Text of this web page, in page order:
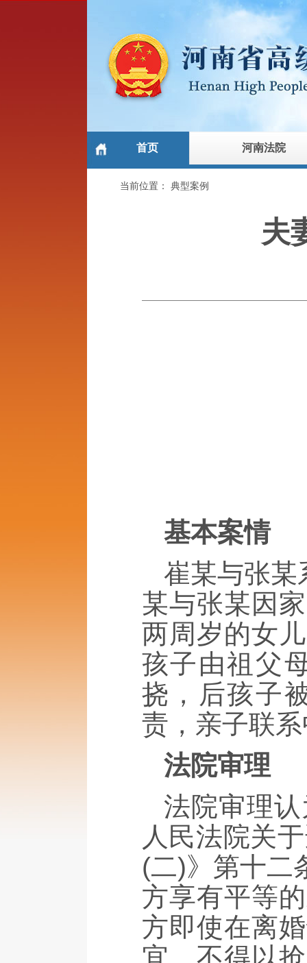
首页 河南法院
当前位置：典型案例
夫
基本案情
崔某与张某
某与张某因
两周岁的女
孩子由祖父
挠，后孩子
责，亲子联
法院审理
法院审理
人民法院关
(二)》第十二
方享有平等
方即使在离